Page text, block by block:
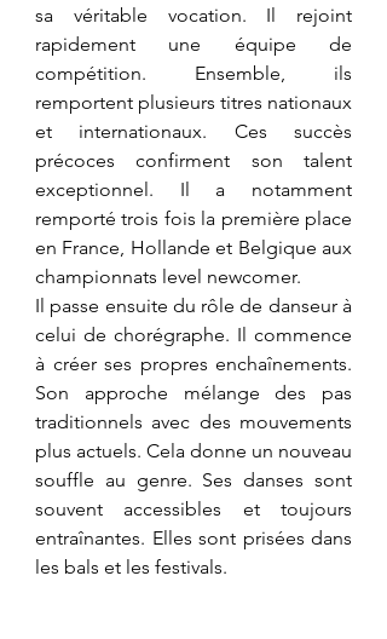
sa véritable vocation. Il rejoint
rapidement une équipe de
compétition. Ensemble, ils
remportent plusieurs titres nationaux
et internationaux. Ces succès
précoces confirment son talent
exceptionnel. Il a notamment
remporté trois fois la première place
en France, Hollande et Belgique aux
championnats level newcomer.
​Il passe ensuite du rôle de danseur à
celui de chorégraphe. Il commence
à créer ses propres enchaînements.
Son approche mélange des pas
traditionnels avec des mouvements
plus actuels. Cela donne un nouveau
souffle au genre. Ses danses sont
souvent accessibles et toujours
entraînantes. Elles sont prisées dans
les bals et les festivals.